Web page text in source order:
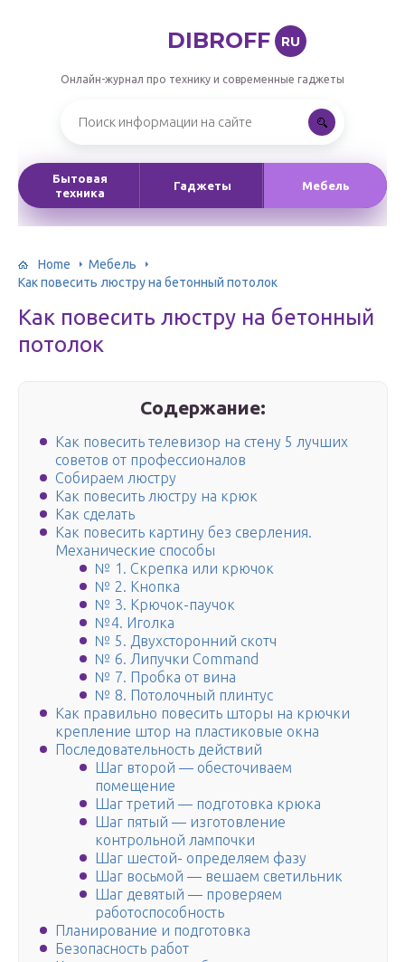
DIBROFF RU
Онлайн-журнал про технику и современные гаджеты
Бытовая
техника
Гаджеты Мебель
Home
Мебель
Как повесить люстру на бетонный потолок
Как повесить люстру на бетонный
потолок
Содержание:
Как повесить телевизор на стену 5 лучших
советов от профессионалов
Собираем люстру
Как повесить люстру на крюк
Как сделать
Как повесить картину без сверления.
Механические способы
№ 1. Скрепка или крючок
№ 2. Кнопка
№ 3. Крючок-паучок
№4. Иголка
№ 5. Двухсторонний скотч
№ 6. Липучки Command
№ 7. Пробка от вина
№ 8. Потолочный плинтус
Как правильно повесить шторы на крючки
крепление штор на пластиковые окна
Последовательность действий
Шаг второй — обесточиваем
помещение
Шаг третий — подготовка крюка
Шаг пятый — изготовление
контрольной лампочки
Шаг шестой- определяем фазу
Шаг восьмой — вешаем светильник
Шаг девятый — проверяем
работоспособность
Планирование и подготовка
Безопасность работ